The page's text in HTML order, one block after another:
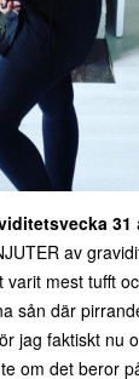
31
av
varit mest tufft
sån där
jag faktiskt nu
om det beror